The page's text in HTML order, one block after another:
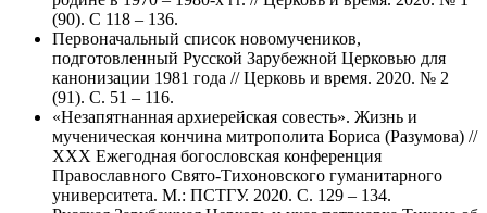
(90). С 118 – 136.
Первоначальный список новомучеников,
подготовленный Русской Зарубежной Церковью для
канонизации 1981 года // Церковь и время. 2020. № 2
(91). С. 51 – 116.
«Незапятнанная архиерейская совесть». Жизнь и
мученическая кончина митрополита Бориса (Разумова) //
ХХХ Ежегодная богословская конференция
Православного Свято-Тихоновского гуманитарного
университета. М.: ПСТГУ. 2020. С. 129 – 134.